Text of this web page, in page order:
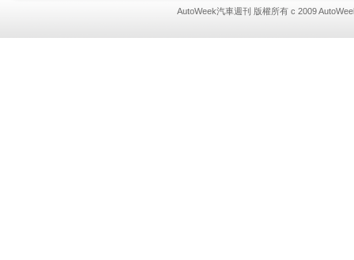
AutoWeek汽車週刊 版權所有 c 2009